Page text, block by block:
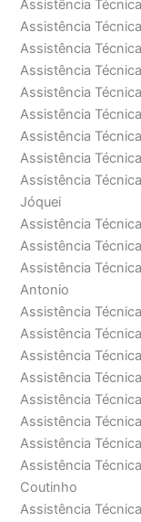
Assistência
Assistência
Assistência
Assistência
Assistência
Assistência
Assistência
Assistência
Assistência
Jóquei
Assistência
Assistência
Assistência
Antonio
Assistência
Assistência
Assistência
Assistência
Assistência
Assistência
Assistência
Assistência
Coutinho
Assistência